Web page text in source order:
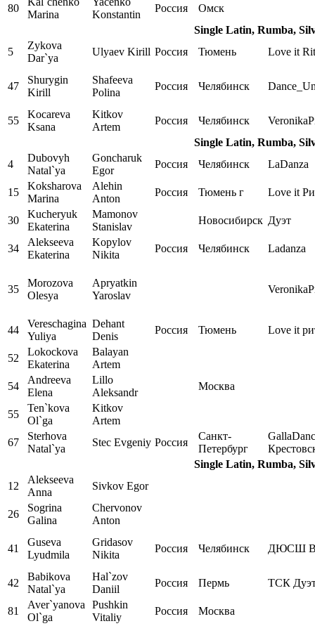
80
Marina
Konstantin
Россия
Омск
Single Latin, Rumba,
5
Zykova
Dar`ya
Ulyaev Kirill Россия Тюмень Love it
47
Shurygin
Kirill
Shafeeva
Polina
Россия Челябинск
55
Kocareva
Ksana
Kitkov
Artem
Россия Челябинск
Single Latin, Rumba,
4
Dubovyh
Natal`ya
Goncharuk
Egor
Россия Челябинск LaDanza
15
Koksharova
Marina
Alehin
Anton
Россия Тюмень г Love it
30
Kucheryuk
Ekaterina
Mamonov
Stanislav
Новосибирск Дуэт
34
Alekseeva
Ekaterina
Kopylov
Nikita
Россия Челябинск Ladanza
35
Morozova
Olesya
Apryatkin
Yaroslav
44
Vereschagina
Yuliya
Dehant
Denis
Россия Тюмень Love it
52
Lokockova
Ekaterina
Balayan
Artem
54
Andreeva
Elena
Lillo
Aleksandr
Москва
55
Ten`kova
Ol`ga
Kitkov
Artem
67
Sterhova
Natal`ya
Stec Evgeniy Россия
Санкт-
Петербург
Single Latin, Rumba,
12
Alekseeva
Anna
Sivkov Egor
26
Sogrina
Galina
Chervonov
Anton
41
Guseva
Lyudmila
Gridasov
Nikita
Россия Челябинск ДЮСШ
42
Babikova
Natal`ya
Hal`zov
Daniil
Россия Пермь ТСК
81
Aver`yanova
Ol`ga
Pushkin
Vitaliy
Россия
Москва